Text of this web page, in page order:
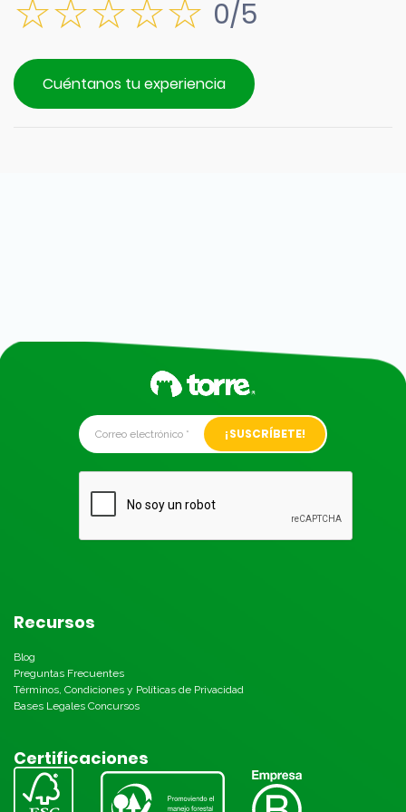
0/5
Cuéntanos tu experiencia
Alternative:
Recursos
Blog
Preguntas Frecuentes
Términos, Condiciones y Políticas de Privacidad
Bases Legales Concursos
Certificaciones